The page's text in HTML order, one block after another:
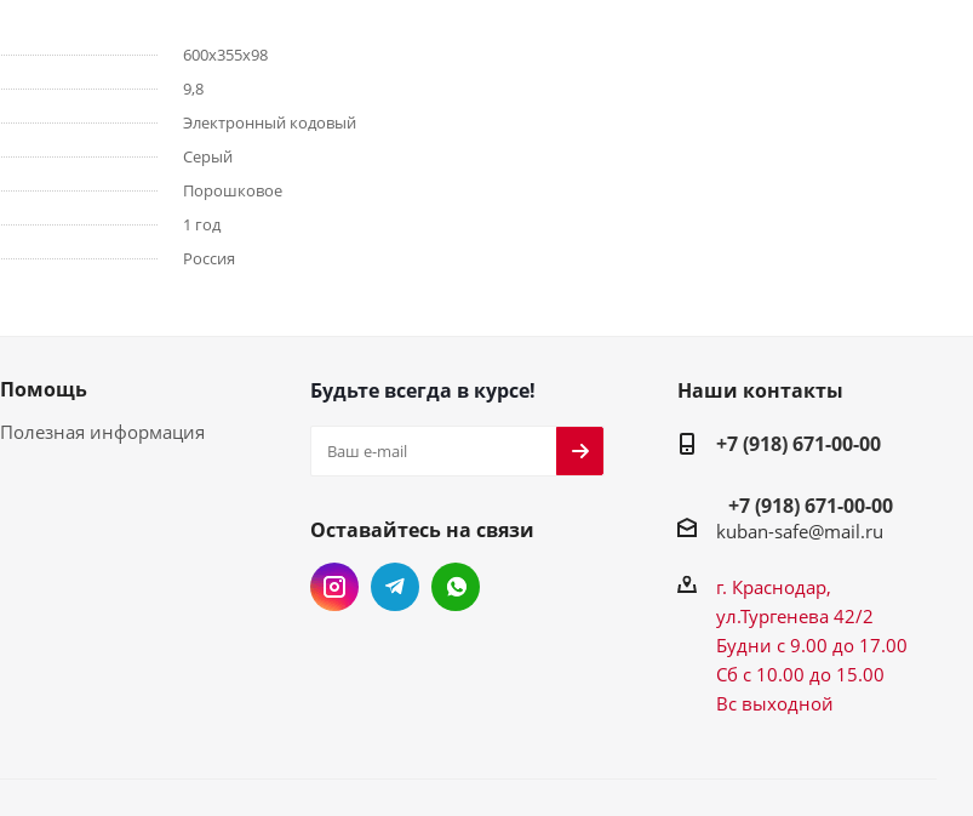
600x355x98
9,8
Электронный кодовый
Серый
Порошковое
1 год
Россия
Помощь
Полезная информация
Будьте всегда в курсе!
Оставайтесь на связи
Наши контакты
+7 (918) 671-00-00
+7 (918) 671-00-00
kuban-safe@mail.ru
г. Краснодар,
ул.Тургенева 42/2
Будни с 9.00 до 17.00
Сб с 10.00 до 15.00
Вс выходной